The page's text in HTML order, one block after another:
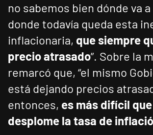
no sabemos bien dónde va
donde todavía queda esta
inflacionaria, que siempre
precio atrasado”. Sobre la
remarcó que, “el mismo
está dejando precios
entonces, es más difícil
desplome la tasa de